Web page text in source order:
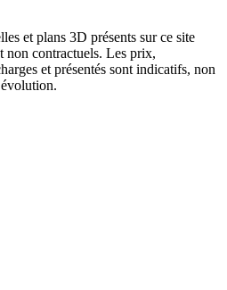
et plans 3D présents sur ce site
non contractuels. Les prix,
et présentés sont indicatifs, non